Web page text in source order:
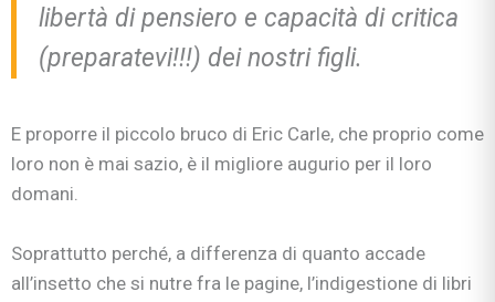
libertà di pensiero e capacità di critica
(preparatevi!!!) dei nostri figli.
E proporre il piccolo bruco di Eric Carle, che proprio come
loro non è mai sazio, è il migliore augurio per il loro
domani.
Soprattutto perché, a differenza di quanto accade
all’insetto che si nutre fra le pagine, l’indigestione di libri